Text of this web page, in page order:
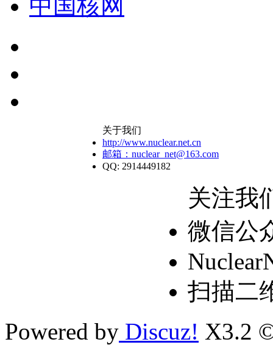
中国核网
关于我们
http://www.nuclear.net.cn
邮箱：nuclear_net@163.com
QQ: 2914449182
关注我
微信公
扫描二
Powered by Discuz! X3.2